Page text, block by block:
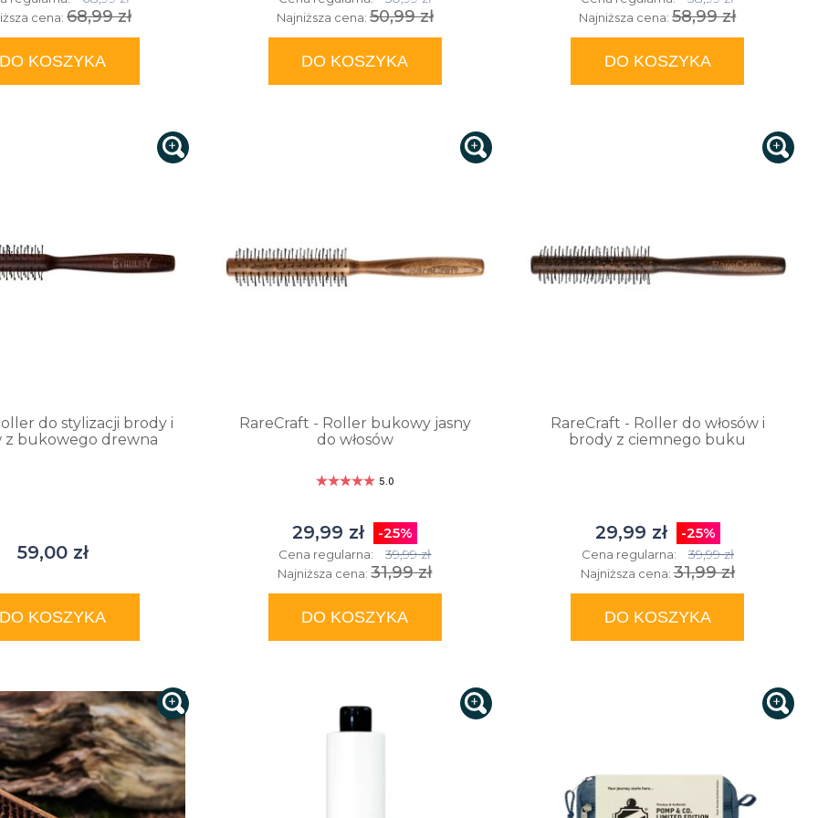
cena:68,99 zł
DO KOSZYKA
Najniższa cena: 50,99 zł
DO KOSZYKA
Najniższa cena:58,99 zł
DO KOSZYKA
do stylizacji brody i
z bukowego drewna
59,00 zł
DO KOSZYKA
RareCraft - Roller bukowy jasny
do włosów
5.0
29,99 zł -25%
Cena regularna: 39,99 zł
Najniższa cena:31,99 zł
DO KOSZYKA
RareCraft - Roller do włosów i
brody z ciemnego buku
29,99 zł -25%
Cena regularna: 39,99 zł
Najniższa cena:31,99 zł
DO KOSZYKA